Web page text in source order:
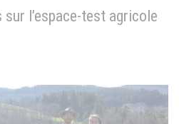
l’espace-test agricole